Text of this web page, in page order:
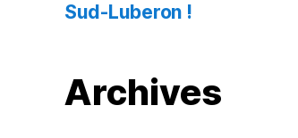
Sud-Luberon !
Archives